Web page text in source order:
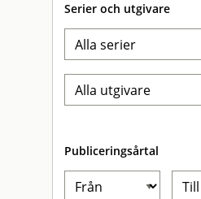
Serier och utgivare
Publiceringsårtal